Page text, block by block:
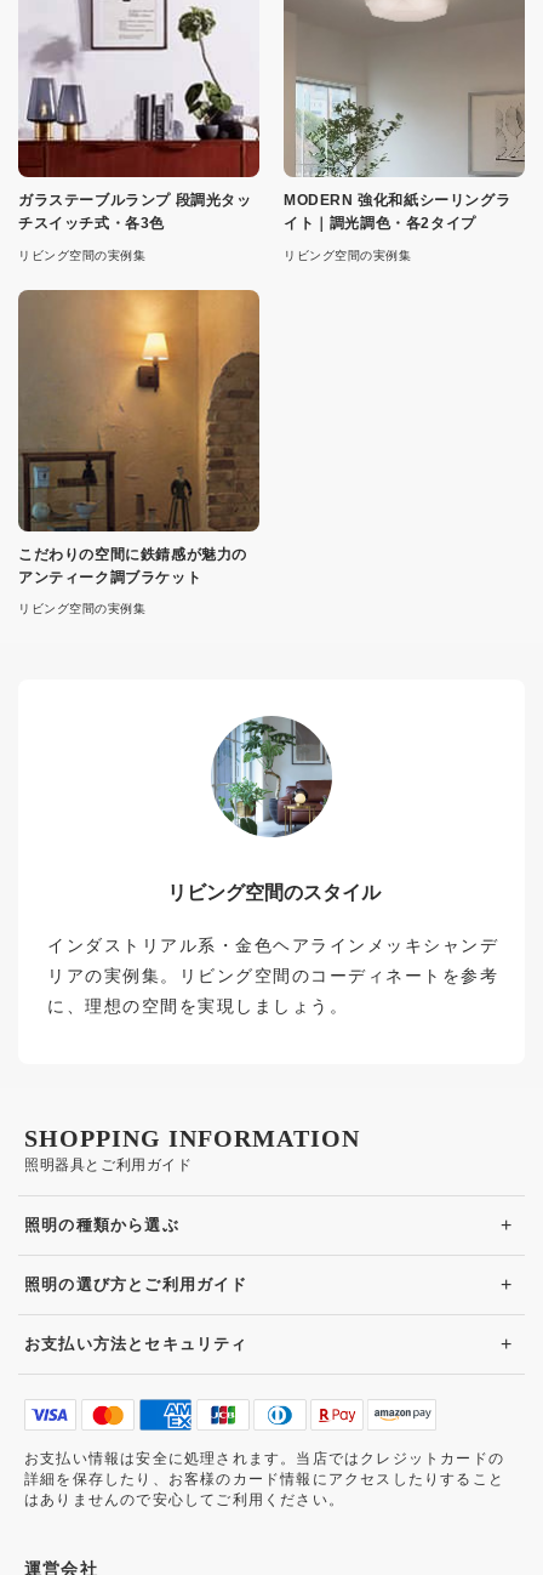
ガラステーブルランプ 段調光タッ
チスイッチ式・各3色
リビング空間の実例集
MODERN 強化和紙シーリングラ
イト｜調光調色・各2タイプ
リビング空間の実例集
こだわりの空間に鉄錆感が魅力の
アンティーク調ブラケット
リビング空間の実例集
リビング空間のスタイル
インダストリアル系・金色ヘアラインメッキシャンデ
リアの実例集。リビング空間のコーディネートを参考
に、理想の空間を実現しましょう。
照明器具とご利用ガイド
SHOPPING INFORMATION
照明の種類から選ぶ +
照明の選び方とご利用ガイド +
お支払い方法とセキュリティ +
お支払い情報は安全に処理されます。当店ではクレジットカードの
詳細を保存したり、お客様のカード情報にアクセスしたりすること
はありませんので安心してご利用ください。
運営会社